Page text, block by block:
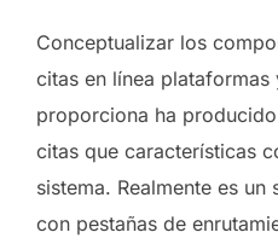
Conceptualizar los
citas en línea plataformas
proporciona ha
citas que características
sistema. Realmente es
con pestañas de